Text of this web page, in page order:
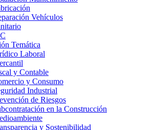
Vehículos
Temática
Laboral
y Contable
y Consumo
Industrial
de Riesgos
en la Construcción
y Sostenibilidad